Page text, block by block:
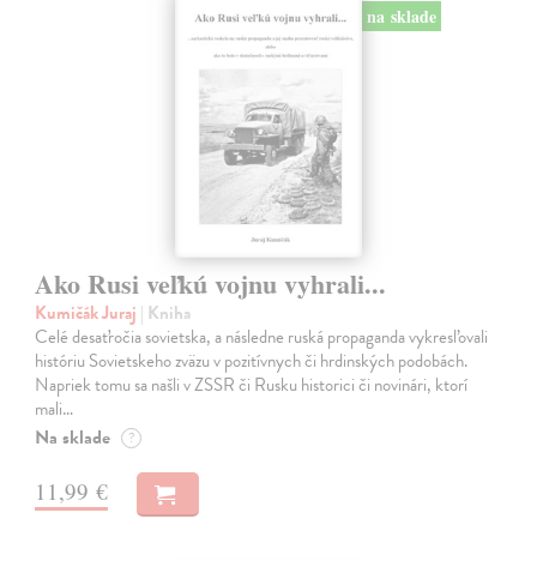
na sklade
Ako Rusi veľkú vojnu vyhrali...
Kumičák Juraj | Kniha
Celé desaťročia sovietska, a následne ruská propaganda vykresľovali
históriu Sovietskeho zväzu v pozitívnych či hrdinských podobách.
Napriek tomu sa našli v ZSSR či Rusku historici či novinári, ktorí
mali…
Na sklade ?
11,99 €